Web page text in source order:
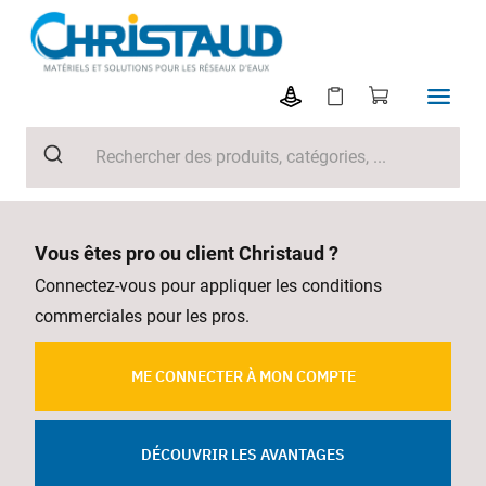
Vous êtes pro ou client Christaud ?
Connectez-vous pour appliquer les conditions
commerciales pour les pros.
ME CONNECTER À MON COMPTE
DÉCOUVRIR LES AVANTAGES